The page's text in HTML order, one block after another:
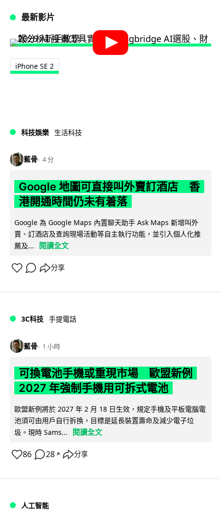
最新影片
iPhone SE 2
科技娛樂 生活科技
藍骨 4 分
Google 地圖可直接叫外賣訂酒店 香
港開通時間仍未有着落
Google 為 Google Maps 內置聊天助手 Ask Maps 新增叫外
賣、訂酒店及查詢現場活動等自主執行功能，並引入個人化推
薦及...
閱讀全文
分享
3C科技 手提電話
藍骨 1 小時
可換電池手機或重現市場 歐盟新例
2027 年強制手機用可拆式電池
歐盟新例將於 2027 年 2 月 18 日生效，規定手機及平板電腦電
池須可由用戶自行拆換，目標是延長裝置壽命及減少電子垃
圾。現時 Sams...
閱讀全文
86 28 ↗ 分享
人工智能